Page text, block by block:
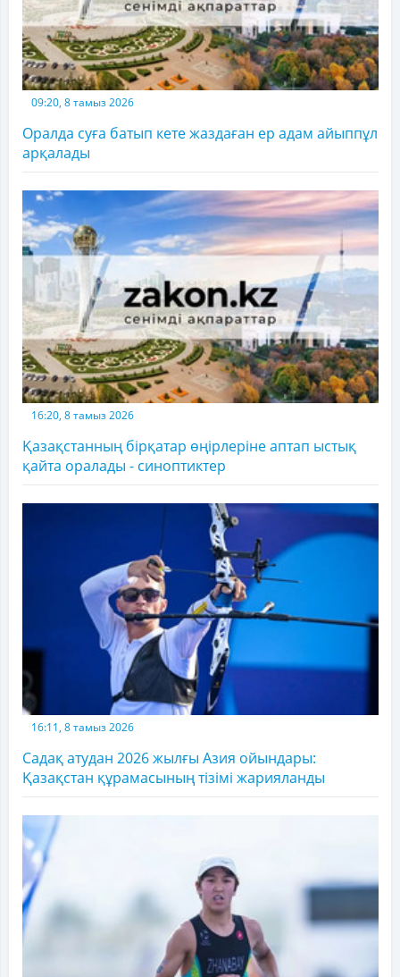
09:20, 8 тамыз 2026
Оралда суға батып кете жаздаған ер адам айыппұл
арқалады
16:20, 8 тамыз 2026
Қазақстанның бірқатар өңірлеріне аптап ыстық
қайта оралады - синоптиктер
16:11, 8 тамыз 2026
Садақ атудан 2026 жылғы Азия ойындары:
Қазақстан құрамасының тізімі жарияланды